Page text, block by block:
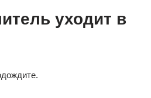
уходит в